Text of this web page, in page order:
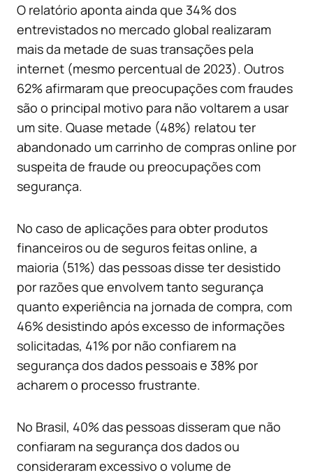
O relatório aponta ainda que 34% dos
entrevistados no mercado global realizaram
mais da metade de suas transações pela
internet (mesmo percentual de 2023). Outros
62% afirmaram que preocupações com fraudes
são o principal motivo para não voltarem a usar
um site. Quase metade (48%) relatou ter
abandonado um carrinho de compras online por
suspeita de fraude ou preocupações com
segurança.
No caso de aplicações para obter produtos
financeiros ou de seguros feitas online, a
maioria (51%) das pessoas disse ter desistido
por razões que envolvem tanto segurança
quanto experiência na jornada de compra, com
46% desistindo após excesso de informações
solicitadas, 41% por não confiarem na
segurança dos dados pessoais e 38% por
acharem o processo frustrante.
No Brasil, 40% das pessoas disseram que não
confiaram na segurança dos dados ou
consideraram excessivo o volume de